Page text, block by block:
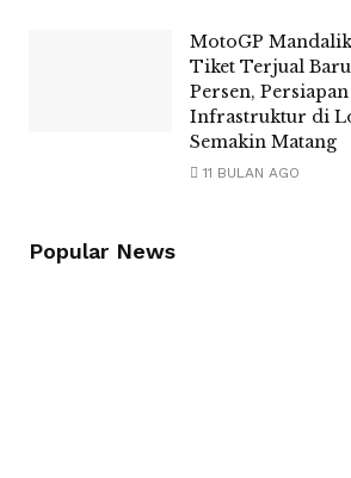
MotoGP
Tiket Terjual
Persen, Persiapan
Infrastruktur di
Semakin Matang
11 BULAN AGO
Popular News